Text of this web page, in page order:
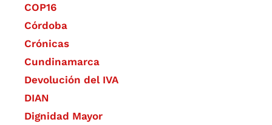
COP16
Córdoba
Crónicas
Cundinamarca
Devolución del IVA
DIAN
Dignidad Mayor